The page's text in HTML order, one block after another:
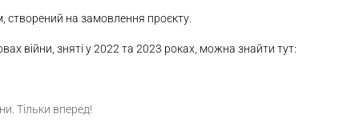
створений на замовлення проєкту.
війни, зняті у 2022 та 2023 роках, можна знайти тут:
Тільки вперед!